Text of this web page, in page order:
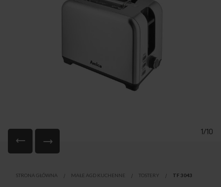
1/10
początek
STRONA GŁÓWNA MAŁE AGD KUCHENNE TOSTERY TF 3043